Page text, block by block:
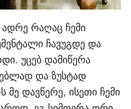
ადრე რაღაც ჩემი
ჩავუგდე და
უცებ დამიწერა
და ზუსტად
მე დავწერე, ისეთი ჩემი